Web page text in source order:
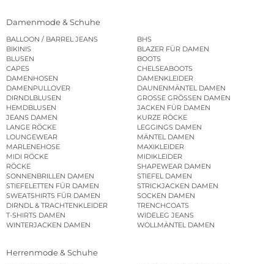
Damenmode & Schuhe
BALLOON / BARREL JEANS
BHS
BIKINIS
BLAZER FÜR DAMEN
BLUSEN
BOOTS
CAPES
CHELSEABOOTS
DAMENHOSEN
DAMENKLEIDER
DAMENPULLOVER
DAUNENMÄNTEL DAMEN
DIRNDLBLUSEN
GROSSE GRÖSSEN DAMEN
HEMDBLUSEN
JACKEN FÜR DAMEN
JEANS DAMEN
KURZE RÖCKE
LANGE RÖCKE
LEGGINGS DAMEN
LOUNGEWEAR
MÄNTEL DAMEN
MARLENEHOSE
MAXIKLEIDER
MIDI RÖCKE
MIDIKLEIDER
RÖCKE
SHAPEWEAR DAMEN
SONNENBRILLEN DAMEN
STIEFEL DAMEN
STIEFELETTEN FÜR DAMEN
STRICKJACKEN DAMEN
SWEATSHIRTS FÜR DAMEN
SOCKEN DAMEN
DIRNDL & TRACHTENKLEIDER
TRENCHCOATS
T-SHIRTS DAMEN
WIDELEG JEANS
WINTERJACKEN DAMEN
WOLLMÄNTEL DAMEN
Herrenmode & Schuhe